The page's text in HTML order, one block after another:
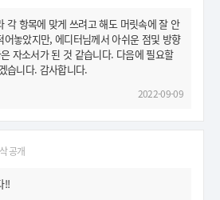
각 항목에 맞게 쓰려고 해도 머릿속에 잘 안
놓았지만, 에디터님께서 아쉬운 점및 방향
자소서가 된 것 같습니다. 다음에 필요할
습니다. 감사합니다.
2022-09-09
공개
!!